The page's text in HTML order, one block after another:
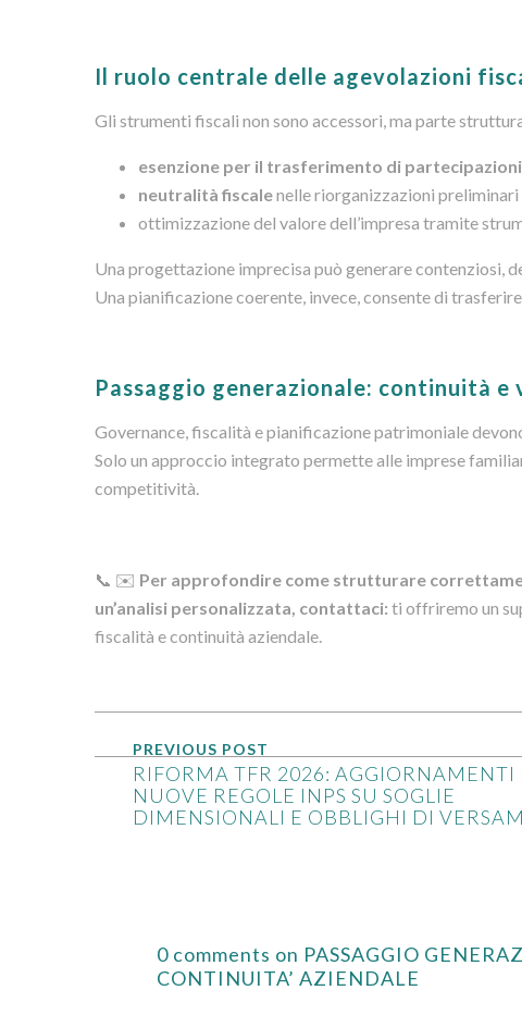
Il ruolo centrale delle agevolazioni
Gli strumenti fiscali non sono accessori, ma parte
esenzione per il trasferimento di
neutralità fiscalenelle riorganizzazioni
ottimizzazione del valore dell’impresa tramite
Una progettazione imprecisa può generare contenziosi,
Una pianificazione coerente, invece, consente di
Passaggio generazionale: continuità
Governance, fiscalità e pianificazione patrimoniale
Solo un approccio integrato permette alle imprese
competitività.
📞 ✉️ Per approfondire come strutturare
un’analisi personalizzata, contattaci: ti offriremo un
fiscalità e continuità aziendale.
PREVIOUS POST
RIFORMA TFR 2026: AGGIORNAMENTI
NUOVE REGOLE INPS SU SOGLIE
DIMENSIONALI E OBBLIGHI DI
0 comments on PASSAGGIO
CONTINUITA’ AZIENDALE